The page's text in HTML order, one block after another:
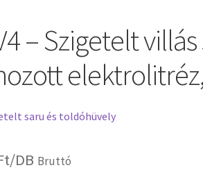
– Szigetelt
saru és toldóhüvely
/DB Bruttó